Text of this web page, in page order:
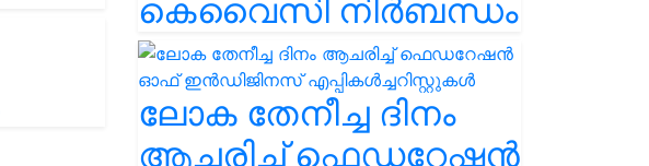
കെവൈസി നിർബന്ധം
ലോക തേനീച്ച ദിനം
ആചരിച്ച് ഫെഡറേഷൻ